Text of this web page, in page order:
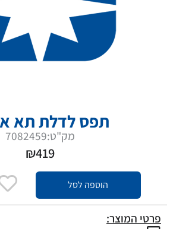
תפס לדלת תא
מק"ט:7082459
₪419
הוספה לסל
פרטי המוצר: